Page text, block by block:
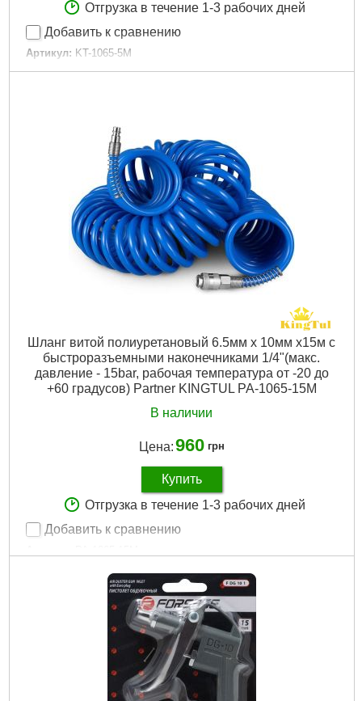
Отгрузка в течение 1-3 рабочих дней
Добавить к сравнению
Артикул: KT-1065-5M
Код товара: 23.98.96
Подробнее...
Шланг витой полиуретановый 6.5мм х 10мм х15м с
быстроразъемными наконечниками 1/4"(макс.
давление - 15bar, рабочая температура от -20 до
+60 градусов) Partner KINGTUL PA-1065-15M
В наличии
Цена:960 грн
Купить
Отгрузка в течение 1-3 рабочих дней
Добавить к сравнению
Подробнее...